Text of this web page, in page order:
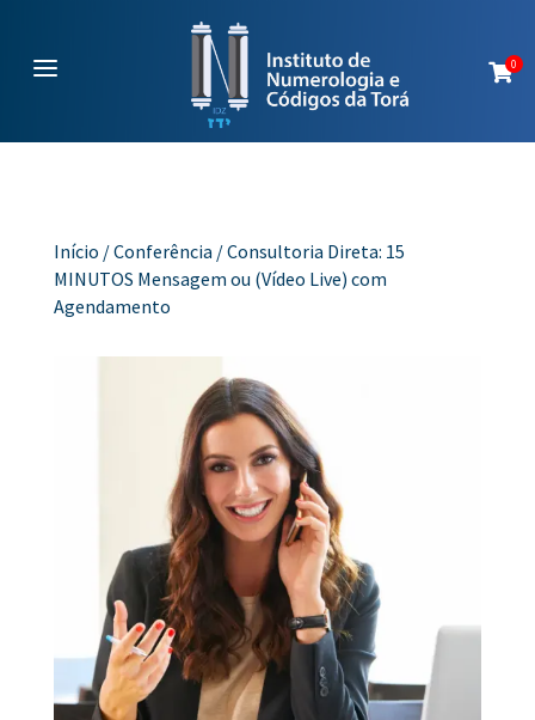
a 0
Início /Conferência / Consultoria Direta: 15
MINUTOS Mensagem ou (Vídeo Live) com
Agendamento